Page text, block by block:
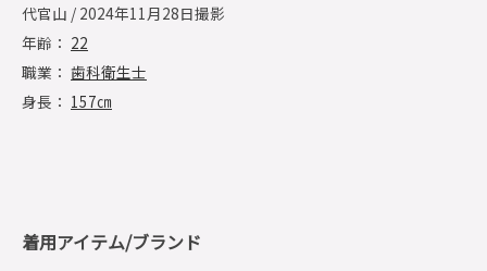
代官山 / 2024年11月28日撮影
年齢： 22
職業： 歯科衛生士
身長： 157㎝
着用アイテム/ブランド